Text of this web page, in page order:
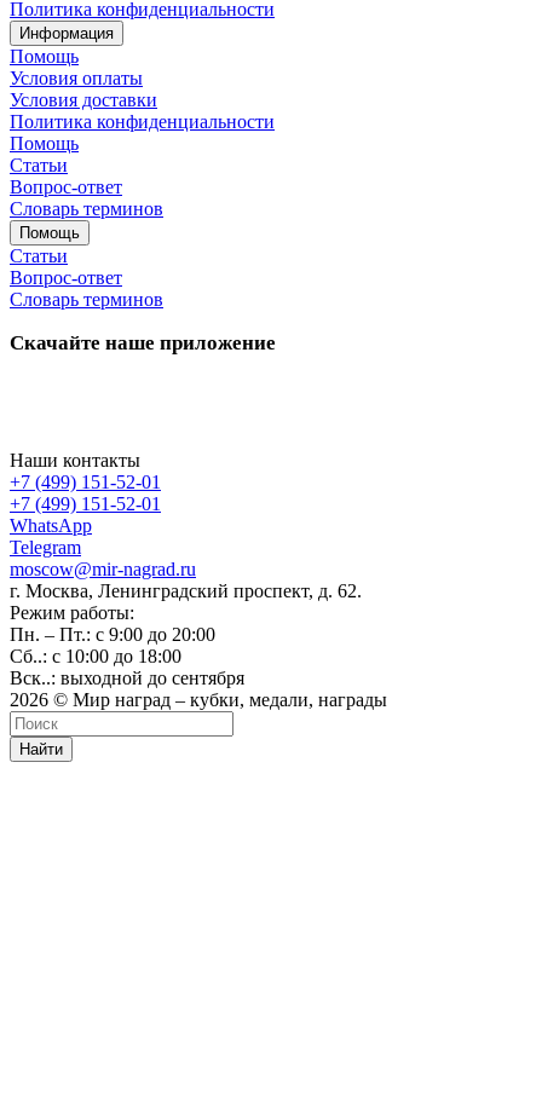
Политика конфиденциальности
Информация
Помощь
Условия оплаты
Условия доставки
Политика конфиденциальности
Помощь
Статьи
Вопрос-ответ
Словарь терминов
Помощь
Статьи
Вопрос-ответ
Словарь терминов
Скачайте наше приложение
Наши контакты
+7 (499) 151-52-01
+7 (499) 151-52-01
WhatsApp
Telegram
moscow@mir-nagrad.ru
г. Москва, Ленинградский проспект, д. 62.
Режим работы:
Пн. – Пт.: с 9:00 до 20:00
Сб..: с 10:00 до 18:00
Вск..: выходной до сентября
2026 © Мир наград – кубки, медали, награды
Найти